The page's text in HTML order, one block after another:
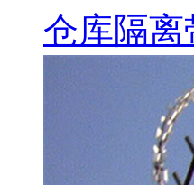
仓库隔离